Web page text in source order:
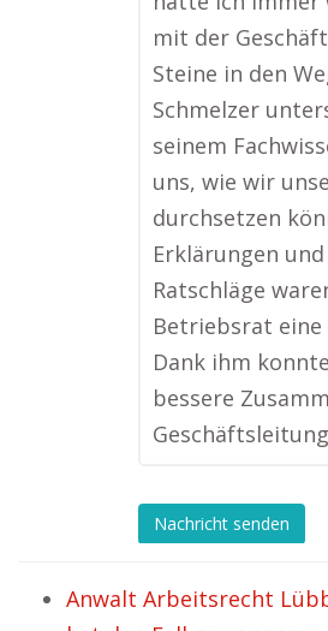
mit der
Steine in den
Schmelzer
seinem
uns, wie wir
durchsetzen
Erklärungen
Ratschläge
Betriebsrat eine
Dank ihm
bessere
Nachricht senden
Anwalt Arbeitsrecht